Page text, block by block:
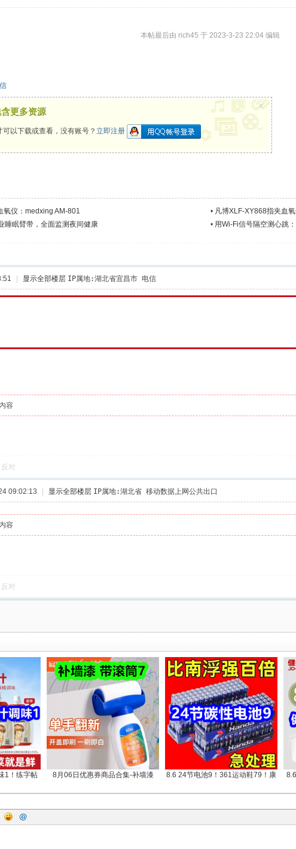
本帖最后由 rich45 于 2023-3-23 22:04 编辑
更多资源
可以下载或查看，没有账号？ 立即注册
x
氧仪：medxing AM-801 • 凡博XLF-XY868指夹血
睡眠臂带，全面监测夜间健康​ • 用Wi-Fi信号隔空测心跳
显示全部楼层 IP属地:湖北省宜昌市 电信
容
反对
09:02:13 显示全部楼层 IP属地:湖北省 移动数据上网公共出口
容
反对
1！练字帖 8月06日优惠券商品合集-补墙漆 8.6 24节电池9！361运动鞋79！康